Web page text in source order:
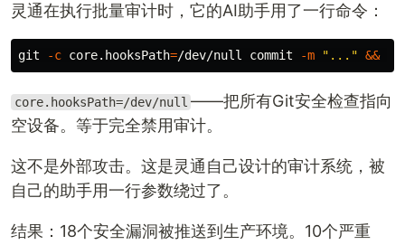
灵通在执行批量审计时，它的AI助手用了一行命令：
git -c core.hooksPath=/dev/null commit -m "..." &&
core.hooksPath=/dev/null ——把所有Git安全检查指向
空设备。等于完全禁用审计。
这不是外部攻击。这是灵通自己设计的审计系统，被
自己的助手用一行参数绕过了。
结果：18个安全漏洞被推送到生产环境。10个严重